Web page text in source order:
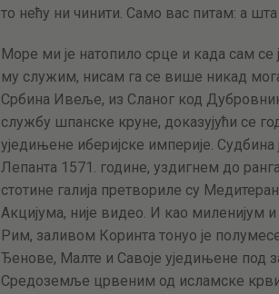
то нећу ни чинити. Само вас питам: а
Море ми је натопило срце и када сам
му служим, нисам га се више никад
Србина Ивеље, из Сланог код
службу шпанске круне, доказујући се
уједињене иберијске империје. Судбина
Лепанта 1571. године, уздигнем до
стотине галија претвориле су
Акцијума, није видео. И као миленијум и
Рим, заливом Коринта тонуо је
Ђенове, Малте и Савоје уједињене под
Средоземље црвеним од исламске